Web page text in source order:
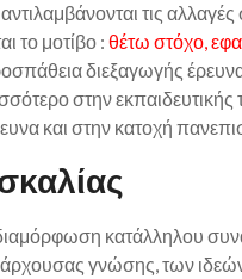
τις
το μοτίβο : θέτω στόχο,
διεξαγωγής
στην
και στην κατοχή
κατάλληλου
γνώσης, των